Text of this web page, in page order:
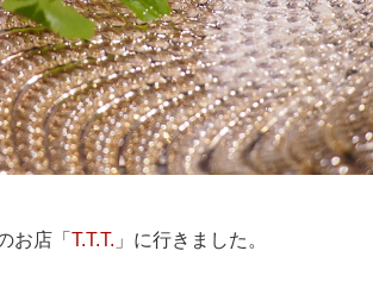
お店「 T.T.T. 」に行きました。